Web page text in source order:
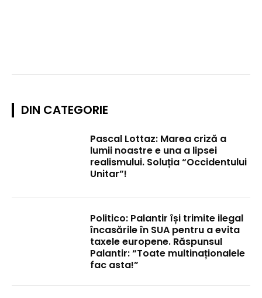
DIN CATEGORIE
Pascal Lottaz: Marea criză a
lumii noastre e una a lipsei
realismului. Soluția “Occidentului
Unitar”!
Politico: Palantir își trimite ilegal
încasările în SUA pentru a evita
taxele europene. Răspunsul
Palantir: “Toate multinaționalele
fac asta!”